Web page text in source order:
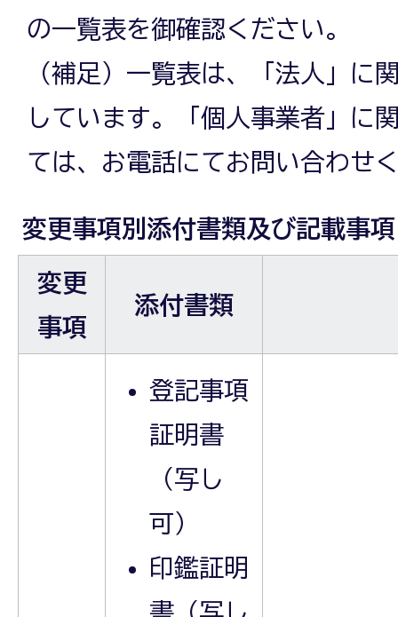
の一覧表を御確認ください。
（補足）一覧表は、「法人」に
しています。「個人事業者」に
ては、お電話にてお問い合わせ
変更事項別添付書類及び記載事項
変更
事項
添付書類
登記事項
証明書
（写し
可）
印鑑証明
書（写し